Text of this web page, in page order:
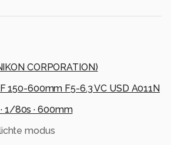
CORPORATION)
150-600mm F5-6.3 VC USD A011N
1/80s ·600mm
modus